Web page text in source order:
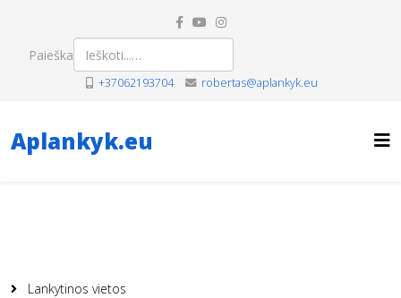
Paieška
+37062193704 robertas@aplankyk.eu
Aplankyk.eu
Lankytinos vietos